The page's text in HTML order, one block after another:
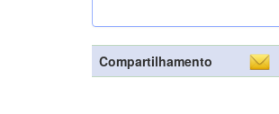
Compartilhamento